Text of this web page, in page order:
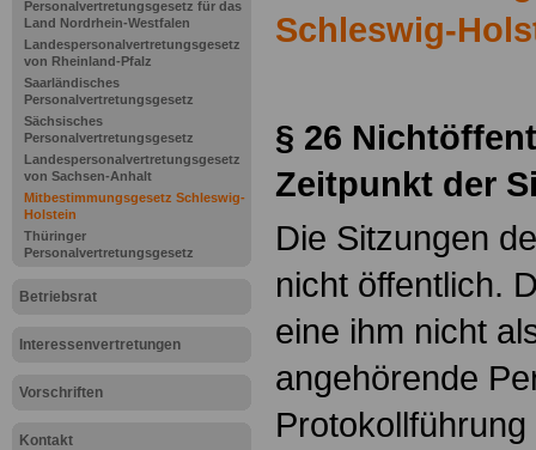
Personalvertretungsgesetz für das
Land Nordrhein-Westfalen
Landespersonalvertretungsgesetz
von Rheinland-Pfalz
Saarländisches
Personalvertretungsgesetz
Sächsisches
Personalvertretungsgesetz
Landespersonalvertretungsgesetz
von Sachsen-Anhalt
Mitbestimmungsgesetz Schleswig-
Holstein
Thüringer
Personalvertretungsgesetz
Betriebsrat
Interessenvertretungen
Vorschriften
Kontakt
Schleswig-
§ 26
Zeitpunkt der
Die Sitzungen
nicht öffentlich.
eine ihm nicht
angehörende